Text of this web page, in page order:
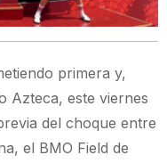
primera y,
Azteca, este viernes
del choque entre
el BMO Field de